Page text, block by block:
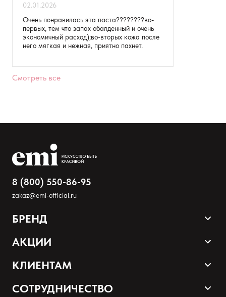
Ваше имя
Товар
Оставить анонимно
02.01.2026
Очень понравилась эта паста????????во-
первых, тем что запах обалденный и очень
экономичный расход);во-вторых кожа после
него мягкая и нежная, приятно пахнет.
Смотреть все
8 (800) 550-86-95
zakaz@emi-official.ru
БРЕНД
Продукция
АКЦИИ
Sale
Программа лояльности
КЛИЕНТАМ
Оплата и доставка
СОТРУДНИЧЕСТВО